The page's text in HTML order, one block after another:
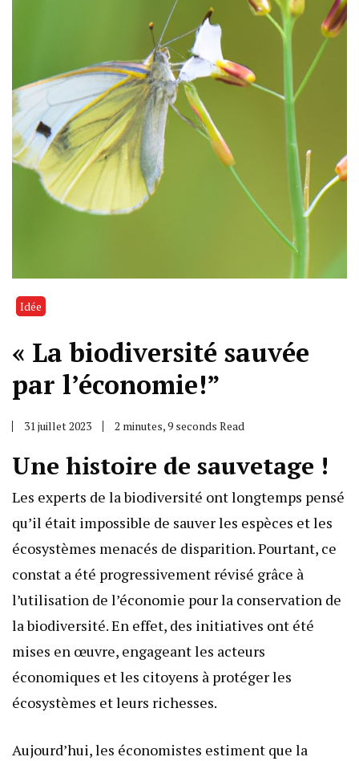
Idée
« La biodiversité sauvée
par l’économie!”
31 juillet 2023 2 minutes, 9 seconds Read
Une histoire de sauvetage !
Les experts de la biodiversité ont longtemps pensé
qu’il était impossible de sauver les espèces et les
écosystèmes menacés de disparition. Pourtant, ce
constat a été progressivement révisé grâce à
l’utilisation de l’économie pour la conservation de
la biodiversité. En effet, des initiatives ont été
mises en œuvre, engageant les acteurs
économiques et les citoyens à protéger les
écosystèmes et leurs richesses.
Aujourd’hui, les économistes estiment que la